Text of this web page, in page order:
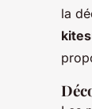
la